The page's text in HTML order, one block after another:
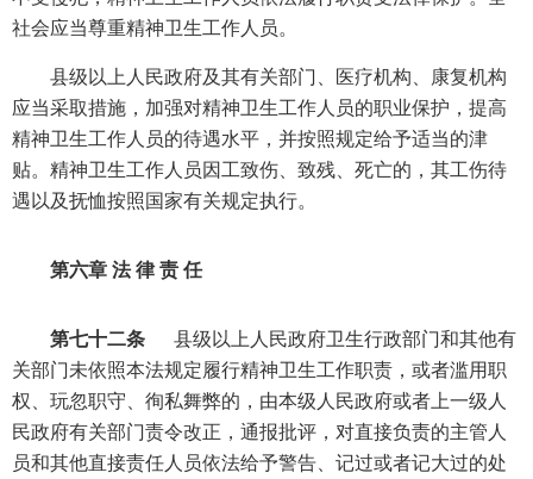
社会应当尊重精神卫生工作人员。
县级以上人民政府及其有关部门、医疗机构、康复机构
应当采取措施，加强对精神卫生工作人员的职业保护，提高
精神卫生工作人员的待遇水平，并按照规定给予适当的津
贴。精神卫生工作人员因工致伤、致残、死亡的，其工伤待
遇以及抚恤按照国家有关规定执行。
第六章 法 律 责 任
第七十二条
县级以上人民政府卫生行政部门和其他有
关部门未依照本法规定履行精神卫生工作职责，或者滥用职
权、玩忽职守、徇私舞弊的，由本级人民政府或者上一级人
民政府有关部门责令改正，通报批评，对直接负责的主管人
员和其他直接责任人员依法给予警告、记过或者记大过的处